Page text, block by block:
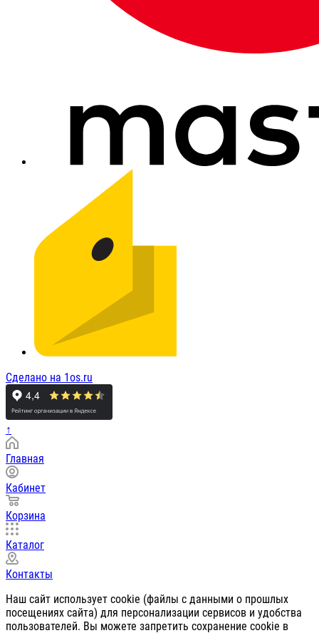
Сделано на 1os.ru
↑
Главная
Кабинет
Корзина
Каталог
Контакты
Наш сайт использует cookie (файлы с данными о прошлых
посещениях сайта) для персонализации сервисов и удобства
пользователей. Вы можете запретить сохранение cookie в